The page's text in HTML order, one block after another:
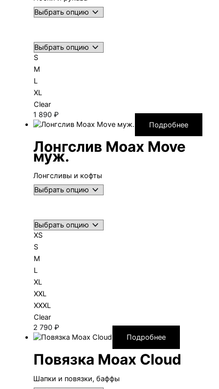
S
M
L
XL
Clear
1 890 ₽
Подробнее
Лонгслив Moax Move
муж.
Лонгсливы и кофты
XS
S
M
L
XL
XXL
XXXL
Clear
2 790 ₽
Подробнее
Повязка Moax Cloud
Шапки и повязки, баффы